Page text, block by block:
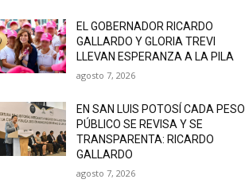
EL GOBERNADOR RICARDO
GALLARDO Y GLORIA TREVI
LLEVAN ESPERANZA A LA PILA
agosto 7, 2026
EN SAN LUIS POTOSÍ CADA PESO
PÚBLICO SE REVISA Y SE
TRANSPARENTA: RICARDO
GALLARDO
agosto 7, 2026